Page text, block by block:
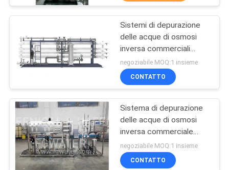
NOTIZIE
RICHIEDA
UNA
MAPPA
DEL
SITO
DOW UF Membrane
Sistemi di depurazione
delle acque di osmosi
inversa commerciali
28000GPD
negoziabile MOQ:1 insieme
CONTATTO
Sistema di depurazione
delle acque di osmosi
inversa commerciale
36000GPD
negoziabile MOQ:1 insieme
CONTATTO